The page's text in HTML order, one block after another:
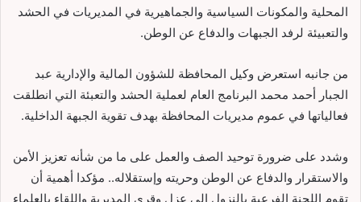
المحلية والمكونات السياسية والجماهيرية في المديريات في الحشد
والتعبيئة لرفد الجبهات والدفاع عن الوطن.
من جانبه استعرض وكيل المحافظة للشؤون المالية والإدارية عبد
الجبار أحمد محمد البرنامج العام لعملية الحشد والتعبئة التي انطلقت
فعالياتها في عموم مديريات المحافظة بهدف تقوية الجبهة الداخلية.
وشدد على ضرورة توحيد الصف والعمل على ما من شأنه تعزيز الأمن
والاستقرار والدفاع عن الوطن وحريته وإستقلاله.. مؤكدا أهمية أن
تقوم اللجنة الفرعية بالنزول إلى عزل وقرى المديرية واللقاء بالعلماء